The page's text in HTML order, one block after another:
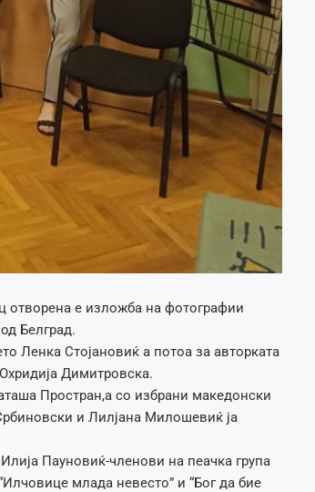
отворена е изложба на фотографии
Белград.
Ленка Стојановиќ а потоа за авторката
Димитровска.
Простран,а со избрани македонски
и Лилјана Милошевиќ ја
Пауновиќ-членови на пеачка група
млада невесто” и “Бог да бие